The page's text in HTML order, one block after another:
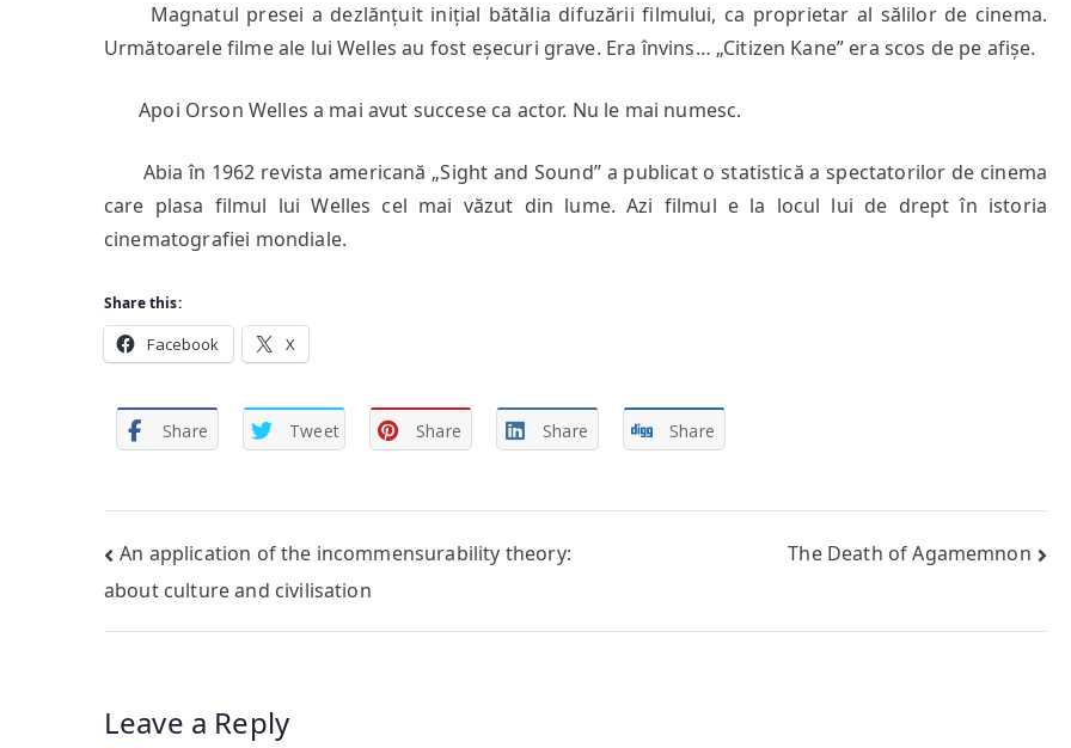
Magnatul presei a dezlănțuit inițial bătălia difuzării filmului, ca proprietar al sălilor de cinema.
Următoarele filme ale lui Welles au fost eșecuri grave. Era învins… „Citizen Kane” era scos de pe afișe.
Apoi Orson Welles a mai avut succese ca actor. Nu le mai numesc.
Abia în 1962 revista americană „Sight and Sound” a publicat o statistică a spectatorilor de cinema
care plasa filmul lui Welles cel mai văzut din lume. Azi filmul e la locul lui de drept în istoria
cinematografiei mondiale.
Share this:
Facebook X
Share Tweet Share Share Share
Post
navigation
An application of the incommensurability theory:
about culture and civilisation
The Death of Agamemnon
Leave a Reply